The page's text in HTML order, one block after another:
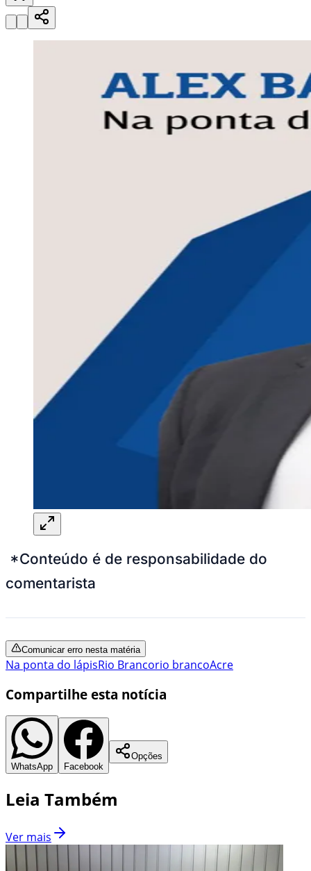
*Conteúdo é de responsabilidade do
comentarista
Comunicar erro nesta matéria
Na ponta do lápisRio Brancorio brancoAcre
Compartilhe esta notícia
WhatsApp Facebook
Opções
Leia Também
Ver mais